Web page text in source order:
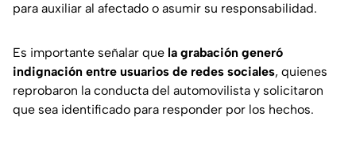
para auxiliar al afectado o asumir su responsabilidad.
Es importante señalar que la grabación generó
indignación entre usuarios de redes sociales, quienes
reprobaron la conducta del automovilista y solicitaron
que sea identificado para responder por los hechos.